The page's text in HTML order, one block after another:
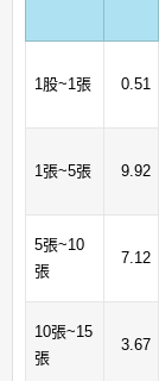
1股~1張 0.51
1張~5張 9.92
5張~10
張
7.12
10張~15
張
3.67